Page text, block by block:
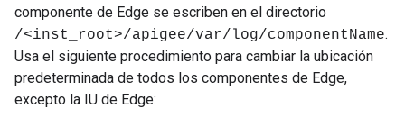
componente de Edge se escriben en el directorio
/<inst_root>/apigee/var/log/componentName.
Usa el siguiente procedimiento para cambiar la ubicación
predeterminada de todos los componentes de Edge,
excepto la IU de Edge: